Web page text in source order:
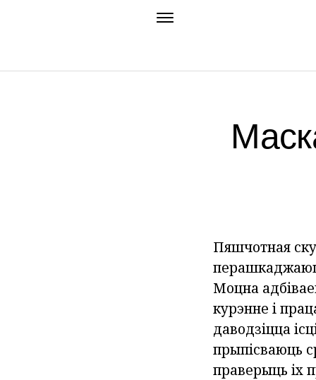
Пяшчотная
Моцна
курэнне і
даводзіцца
прыпісваюць
праверыць іх